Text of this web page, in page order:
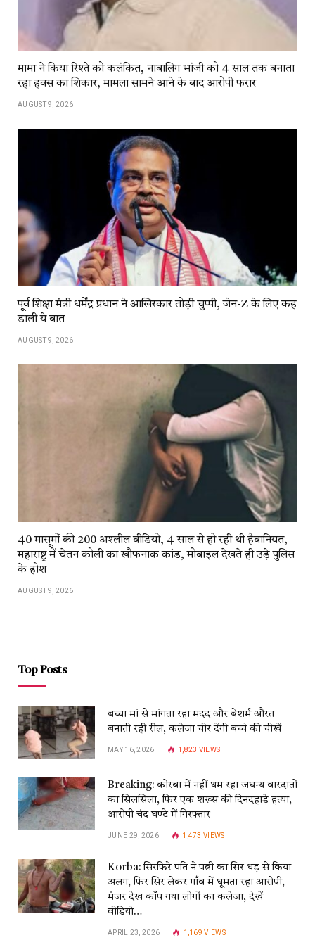
मामा ने किया रिश्ते को कलंकित, नाबालिग भांजी को 4 साल तक बनाता
रहा हवस का शिकार, मामला सामने आने के बाद आरोपी फरार
AUGUST 9, 2026
पू्र्व शिक्षा मंत्री धर्मेंद्र प्रधान ने आखिरकार तोड़ी चुप्पी, जेन-Z के लिए कह
डाली ये बात
AUGUST 9, 2026
40 मासूमों की 200 अश्लील वीडियो, 4 साल से हो रही थी हैवानियत,
महाराष्ट्र में चेतन कोली का खौफनाक कांड, मोबाइल देखते ही उड़े पुलिस
के होश
AUGUST 9, 2026
Top Posts
बच्चा मां से मांगता रहा मदद और बेशर्म औरत
बनाती रही रील, कलेजा चीर देंगी बच्चे की चीखें
MAY 16, 2026 1,823 VIEWS
Breaking: कोरबा में नहीं थम रहा जघन्य वारदातों
का सिलसिला, फिर एक शख्स की दिनदहाड़े हत्या,
आरोपी चंद घण्टे में गिरफ्तार
JUNE 29, 2026 1,473VIEWS
Korba: सिरफिरे पति ने पत्नी का सिर धड़ से किया
अलग, फिर सिर लेकर गाँव में घूमता रहा आरोपी,
मंजर देख काँप गया लोगों का कलेजा, देखें
वीडियो…
APRIL 23, 2026 1,169VIEWS